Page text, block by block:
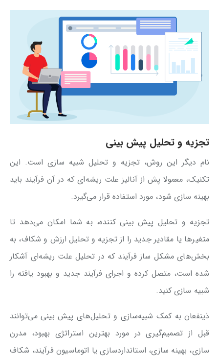
تجزیه و تحلیل پیش بینی
نام دیگر این روش، تجزیه و تحلیل شبیه سازی است. این
تکنیک، معمولا پش از آنالیز علت ریشه‌ای که در آن فرآیند باید
بهینه سازی شود، مورد استفاده قرار می‌گیرد.
تجزیه و تحلیل پیش بینی کننده، به شما امکان می‌دهد تا
متغیرها یا مقادیر جدید را از تجزیه و تحلیل ارزش و شکاف، به
بخش‌های مشکل ساز فرآیند که در تحلیل علت ریشه‌ای آشکار
شده است، متصل کرده و اجرای فرآیند جدید و بهبود یافته را
شبیه سازی کنید.
ذینفعان به کمک شبیه‌سازی و تحلیل‌های پیش بینی می‌توانند
قبل از تصمیم‌گیری در مورد بهترین استراتژی بهبود، مدرن
سازی، بهینه سازی، استانداردسازی یا اتوماسیون فرآیند، شکاف